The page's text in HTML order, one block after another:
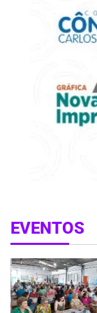
EVENTOS